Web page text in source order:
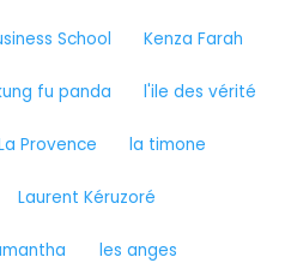
School Kenza Farah
fu panda l'ile des vérité
Provence la timone
Laurent Kéruzoré
les anges